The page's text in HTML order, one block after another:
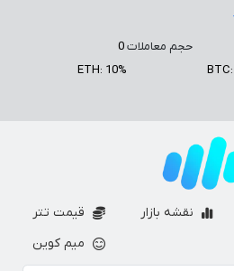
حجم معاملات0
ETH: 10%
نقشه بازار
قیمت تتر
میم کوین